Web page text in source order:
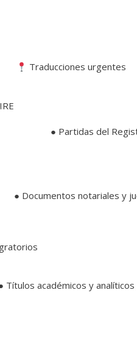
Traducciones urgentes
Civil
y judiciales
para la